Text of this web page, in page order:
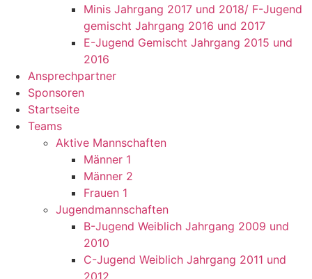
Minis Jahrgang 2017 und 2018/ F-Jugend
gemischt Jahrgang 2016 und 2017
E-Jugend Gemischt Jahrgang 2015 und
2016
Ansprechpartner
Sponsoren
Startseite
Teams
Aktive Mannschaften
Männer 1
Männer 2
Frauen 1
Jugendmannschaften
B-Jugend Weiblich Jahrgang 2009 und
2010
C-Jugend Weiblich Jahrgang 2011 und
2012